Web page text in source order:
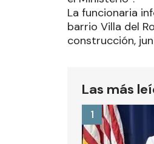
La funcionaria
barrio Villa del
construcción,
Las más
1